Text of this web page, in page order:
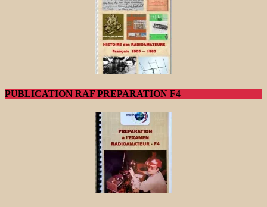
PUBLICATION RAF PREPARATION F4